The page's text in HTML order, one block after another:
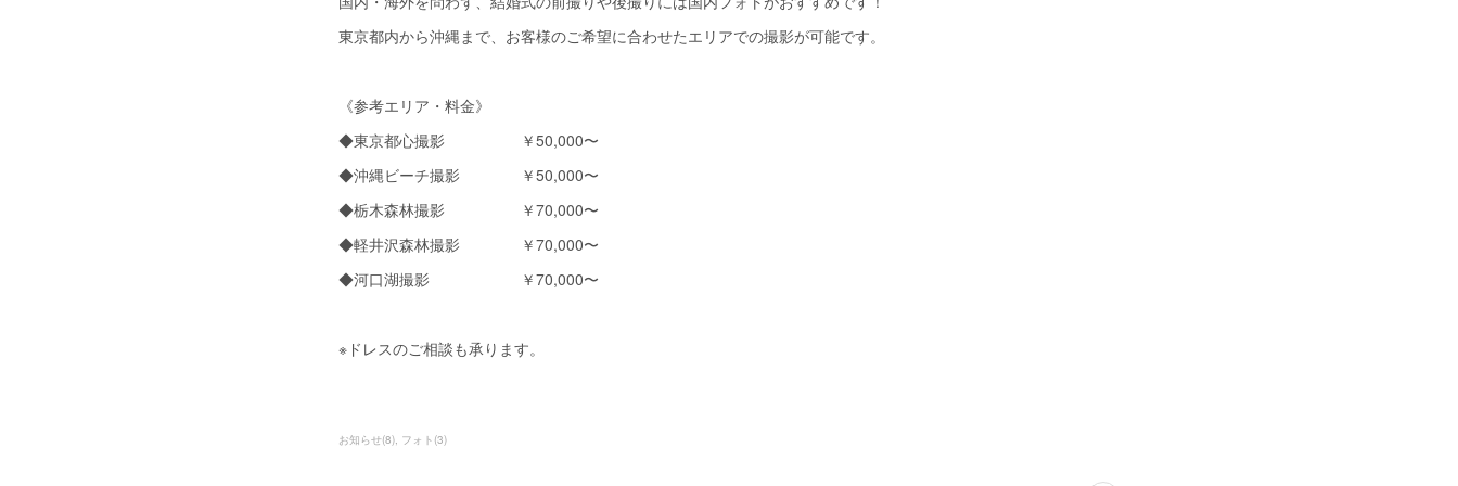
東京都内から沖縄まで、お客様のご希望に合わせたエリアでの撮影が可能です。
《参考エリア・料金》
◆東京都心撮影 ￥50,000〜
◆沖縄ビーチ撮影 ￥50,000〜
◆栃木森林撮影 ￥70,000〜
◆軽井沢森林撮影 ￥70,000〜
◆河口湖撮影 ￥70,000〜
※ドレスのご相談も承ります。
お知らせ(8) フォト (3)